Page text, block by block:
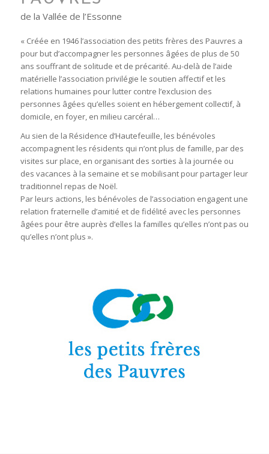
de la Vallée de l’Essonne
« Créée en 1946 l’association des petits frères des Pauvres a
pour but d’accompagner les personnes âgées de plus de 50
ans souffrant de solitude et de précarité. Au-delà de l’aide
matérielle l’association privilégie le soutien affectif et les
relations humaines pour lutter contre l’exclusion des
personnes âgées qu’elles soient en hébergement collectif, à
domicile, en foyer, en milieu carcéral…
Au sien de la Résidence d’Hautefeuille, les bénévoles
accompagnent les résidents qui n’ont plus de famille, par des
visites sur place, en organisant des sorties à la journée ou
des vacances à la semaine et se mobilisant pour partager leur
traditionnel repas de Noël.
Par leurs actions, les bénévoles de l’association engagent une
relation fraternelle d’amitié et de fidélité avec les personnes
âgées pour être auprès d’elles la familles qu’elles n’ont pas ou
qu’elles n’ont plus ».